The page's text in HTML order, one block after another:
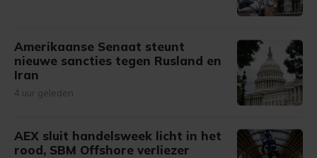
Amerikaanse Senaat steunt
nieuwe sancties tegen Rusland en
Iran
4 uur geleden
AEX sluit handelsweek licht in het
rood, SBM Offshore verliezer